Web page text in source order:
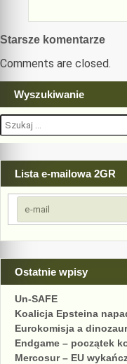
Nawigacja
komentarzy
Starsze komentarze
Comments are closed.
Wyszukiwanie
Szukaj:
Lista e-mailowa 2GR
Ostatnie wpisy
Un-SAFE
Koalicja Epsteina
Eurokomisja a
Endgame – początek
Mercosur – EU